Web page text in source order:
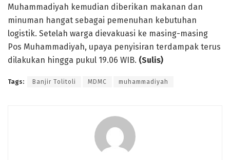
Muhammadiyah kemudian diberikan makanan dan
minuman hangat sebagai pemenuhan kebutuhan
logistik. Setelah warga dievakuasi ke masing-masing
Pos Muhammadiyah, upaya penyisiran terdampak terus
dilakukan hingga pukul 19.06 WIB. (Sulis)
Tags: Banjir Tolitoli MDMC muhammadiyah